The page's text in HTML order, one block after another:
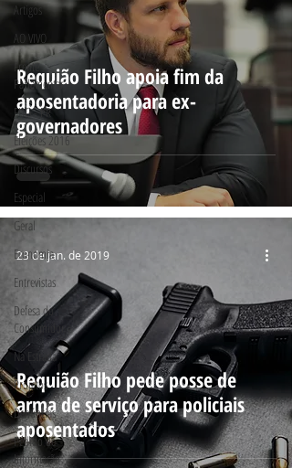
Artigos
AO VIVO
Frente
Parlamentar
FUG - PR
Eleições 2016
Discursos
Especial
Geral
Economia
Entrevistas
Defesa do
Consumidor
Na Estrada
Projetos
Denúncias
Pedido de
Informação
Requião Filho apoia fim da
aposentadoria para ex-
governadores
Requião Filho pede posse de
arma de serviço para policiais
aposentados
23 de jan. de 2019